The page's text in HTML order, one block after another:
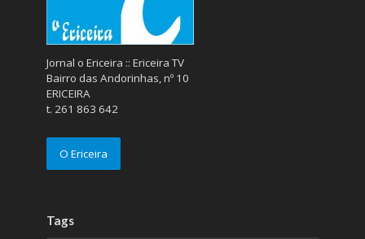
Jornal o Ericeira :: Ericeira TV
Bairro das Andorinhas, nº 10
ERICEIRA
t. 261 863 642
O Ericeira
Tags